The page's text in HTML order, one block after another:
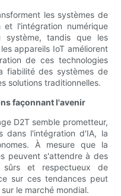
les systèmes de
et l'intégration numérique
système, tandis que les
appareils IoT améliorent
de ces technologies
fiabilité des systèmes de
solutions traditionnelles.
façonnant l'avenir
D2T semble prometteur,
dans l'intégration d'IA, la
À mesure que la
peuvent s'attendre à des
sûrs et respectueux de
sur ces tendances peut
le marché mondial.